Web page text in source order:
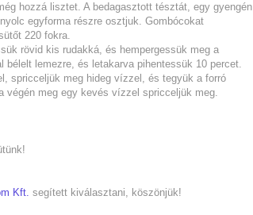
hozzá lisztet. A bedagasztott tésztát, egy gyengén
egyforma részre osztjuk. Gombócokat
220 fokra.
rövid kis rudakká, és hempergessük meg a
bélelt lemezre, és letakarva pihentessük 10 percet.
spricceljük meg hideg vízzel, és tegyük a forró
végén meg egy kevés vízzel spricceljük meg.
Kft. segített kiválasztani, köszönjük!